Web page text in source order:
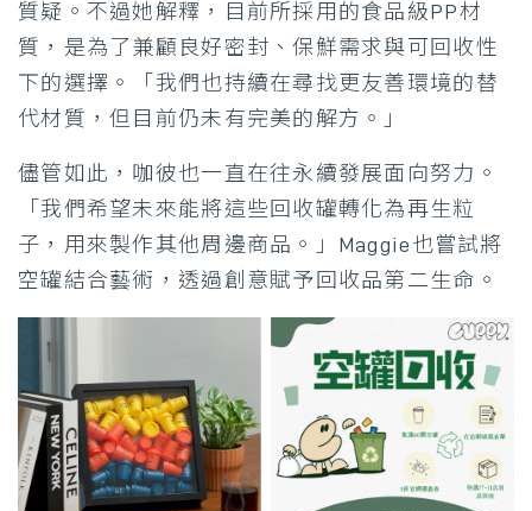
質疑。不過她解釋，目前所採用的食品級PP材
質，是為了兼顧良好密封、保鮮需求與可回收性
下的選擇。「我們也持續在尋找更友善環境的替
代材質，但目前仍未有完美的解方。」
儘管如此，咖彼也一直在往永續發展面向努力。
「我們希望未來能將這些回收罐轉化為再生粒
子，用來製作其他周邊商品。」Maggie也嘗試將
空罐結合藝術，透過創意賦予回收品第二生命。